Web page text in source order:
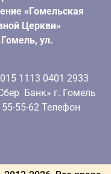
«Гомельская
Церкви»
ул.
1113 0401 2933
Банк» г. Гомель
55-62 Телефон